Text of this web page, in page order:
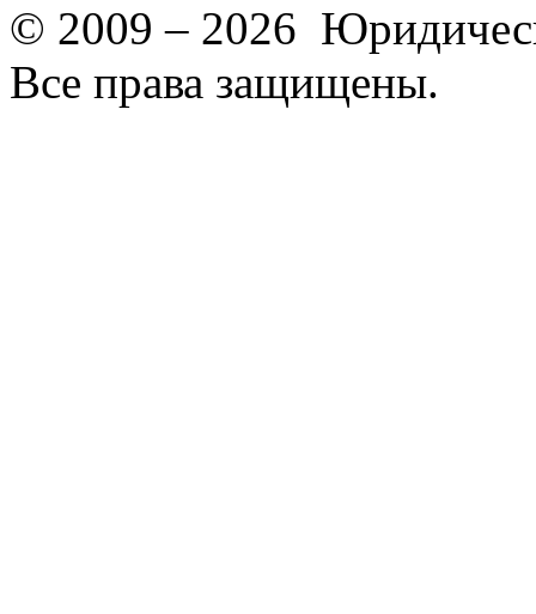
© 2009 – 2026
Все права защищены.